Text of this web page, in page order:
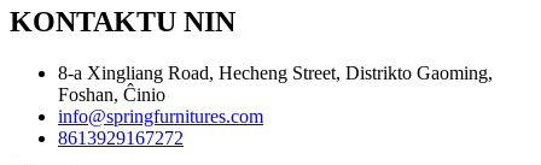
KONTAKTU NIN
8-a Xingliang Road, Hecheng Street, Distrikto Gaoming,
Foshan, Ĉinio
info@springfurnitures.com
8613929167272